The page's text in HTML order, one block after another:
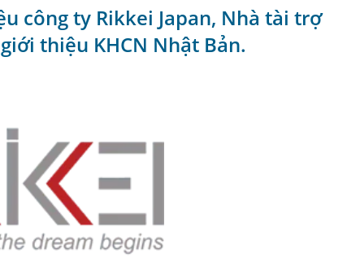
công ty Rikkei Japan, Nhà tài trợ
thiệu KHCN Nhật Bản.